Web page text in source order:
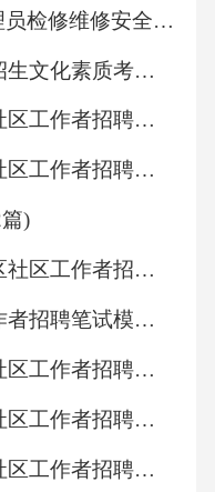
古建筑拆除重建
、限制游客进入
化改造答案：B
心在于保留其历
重建破坏了原貌；
；D项现代化改
符合文化遗产保
为提高产品质
系。该体系的核
制定B、过程控
略答案：D解
量管理策划、资
石油化工企业安全管理员检修维修安全操作规程
山东省2027高职单独招生文化素质考前冲刺预测卷（五）
2026年柳州市城中区社区工作者招聘笔试参考试题及答案解析
2026年信阳市平桥区社区工作者招聘笔试备考试题及答案解析
)
2026年河池市金城江区社区工作者招聘考试参考题库及答案解析
2026年山东省社区工作者招聘笔试模拟试题及答案解析
2026年铜川市耀州区社区工作者招聘考试参考题库及答案解析
2026年云南省临沧市社区工作者招聘考试备考题库及答案解析
2026年辽宁省辽阳市社区工作者招聘考试参考题库及答案解析